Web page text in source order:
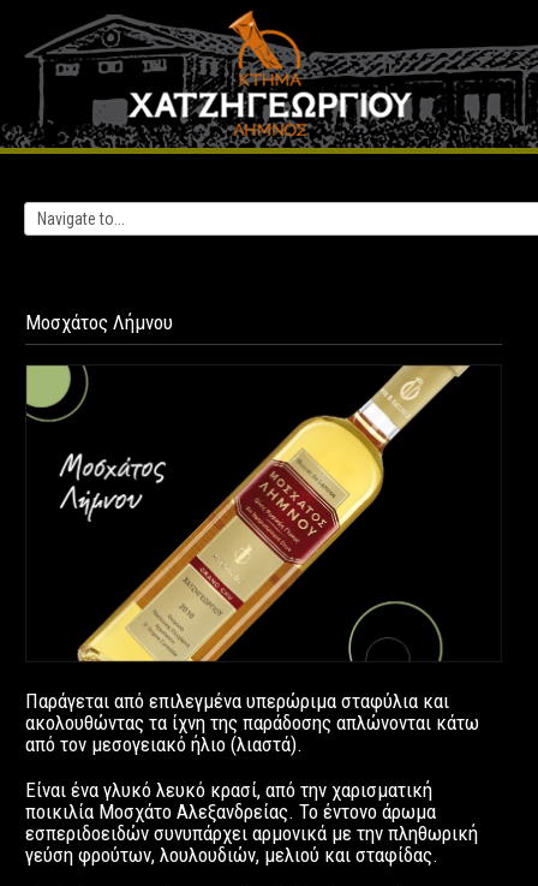
Μοσχάτος Λήμνου
Παράγεται από επιλεγμένα υπερώριμα σταφύλια και
ακολουθώντας τα ίχνη της παράδοσης απλώνονται κάτω
από τον μεσογειακό ήλιο (λιαστά).
Είναι ένα γλυκό λευκό κρασί, από την χαρισματική
ποικιλία Μοσχάτο Αλεξανδρείας. Το έντονο άρωμα
εσπεριδοειδών συνυπάρχει αρμονικά με την πληθωρική
γεύση φρούτων, λουλουδιών, μελιού και σταφίδας.